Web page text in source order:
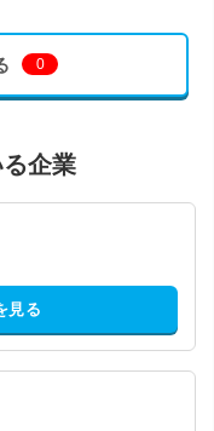
0
企業
見る